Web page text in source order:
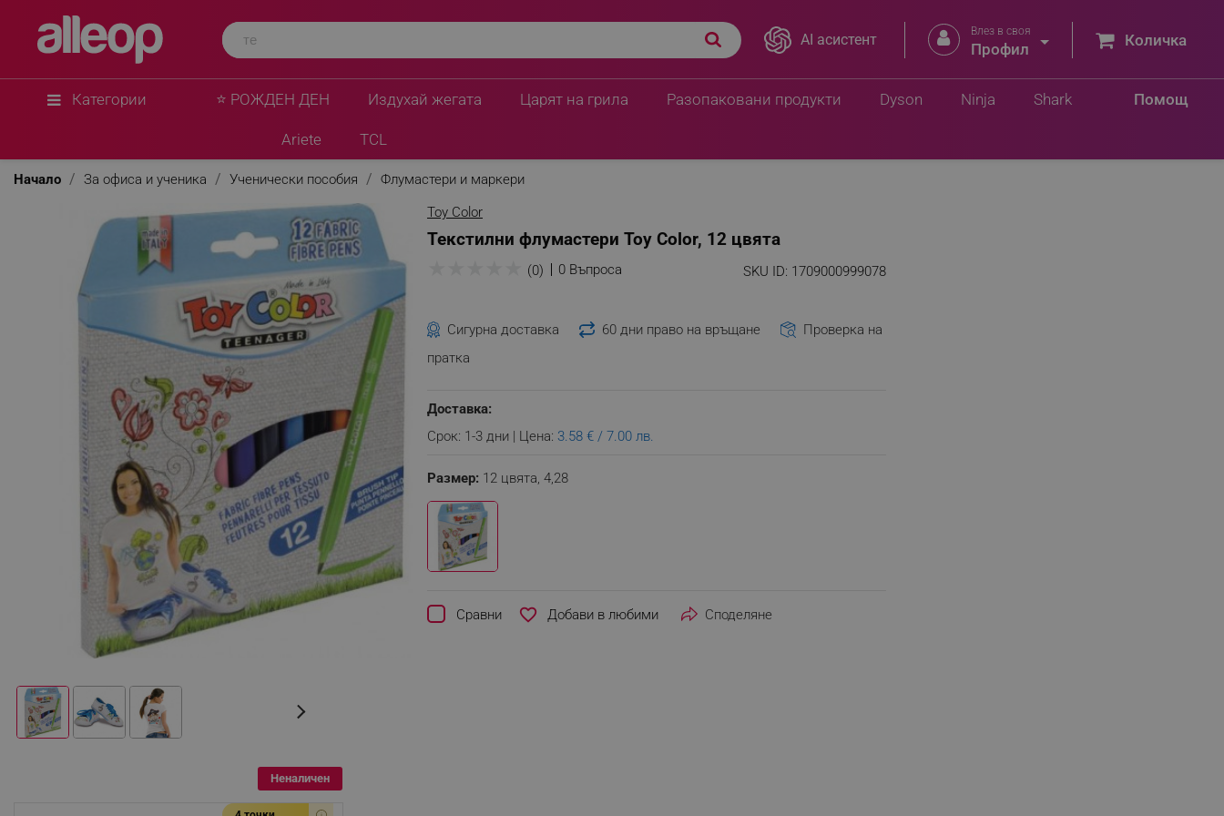
AI асистент  Влез в своя
Профил  Количка
Категории ⭐ РОЖДЕН ДЕН Издухай жегата Царят на грила Разопаковани продукти Помощ
Dyson Ninja Shark
Ariete TCL
Начало За офиса и ученика Ученически пособия
Флумастери и маркери
Toy Color
Текстилни флумастери Toy Color, 12 цвята
SKU ID: 1709000999078
(0) 0 Въпроса
Сигурна доставка 60 дни право на връщане
Проверка на
пратка
Доставка:
Срок: 1-3 дни | Цена: 3.58 € / 7.00 лв.
Размер: 12 цвята, 4,28
Сравни favorite_border Споделяне
Неналичен